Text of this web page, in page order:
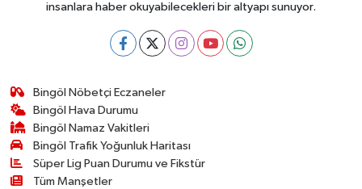
insanlara haber okuyabilecekleri bir altyapı sunuyor.
Bingöl Nöbetçi Eczaneler
Bingöl Hava Durumu
Bingöl Namaz Vakitleri
Bingöl Trafik Yoğunluk Haritası
Süper Lig Puan Durumu ve Fikstür
Tüm Manşetler